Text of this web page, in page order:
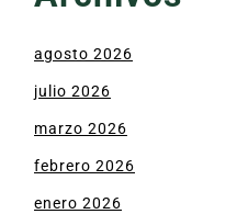
agosto 2026
julio 2026
marzo 2026
febrero 2026
enero 2026